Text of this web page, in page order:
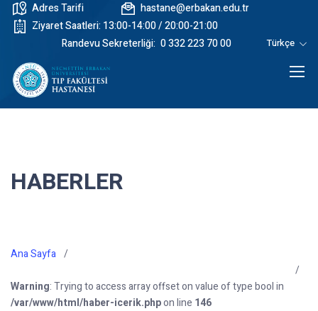
Adres Tarifi
hastane@erbakan.edu.tr
Ziyaret Saatleri: 13:00-14:00 / 20:00-21:00
Randevu Sekreterliği: 0 332 223 70 00 Türkçe
HABERLER
Ana Sayfa
Warning: Trying to access array offset on value of type bool in
/var/www/html/haber-icerik.phpon line 146